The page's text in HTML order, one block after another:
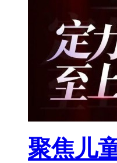
聚焦儿